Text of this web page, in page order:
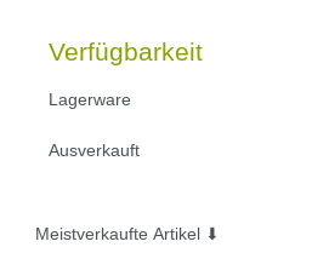
Verfügbarkeit
Lagerware
Ausverkauft